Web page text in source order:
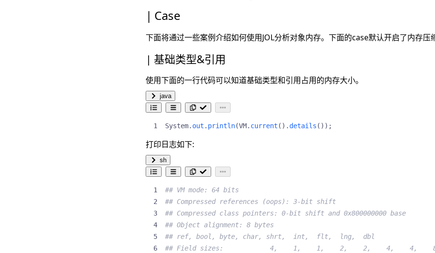
Case
下面将通过一些案例介绍如何使用JOL分析对象内存。下面的case默认开启了内存压
基础类型&引用
使用下面的一行代码可以知道基础类型和引用占用的内存大小。
java
System. out . println(VM. current (). details ());
打印日志如下:
sh
## VM mode: 64 bits
## Compressed references (oops): 3-bit shift
## Compressed class pointers: 0-bit shift and 0x800000000 base
## Object alignment: 8 bytes
## ref, bool, byte, char, shrt,  int,  flt,  lng,  dbl
## Field sizes:            4,    1,    1,    2,    2,    4,    4,